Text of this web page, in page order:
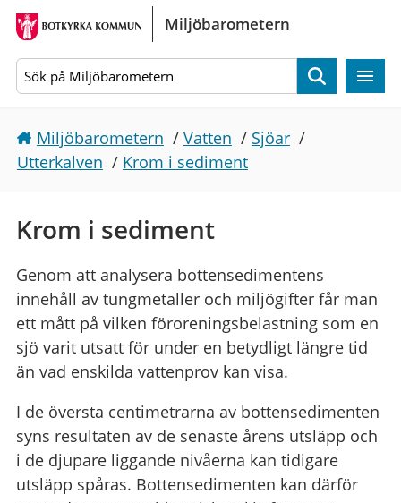
Gå direkt till sidans innehåll
Miljöbarometern
Sök
Miljöbarometern / Vatten / Sjöar /
Utterkalven / Krom i sediment
Krom i sediment
Genom att analysera bottensedimentens
innehåll av tungmetaller och miljögifter får man
ett mått på vilken föroreningsbelastning som en
sjö varit utsatt för under en betydligt längre tid
än vad enskilda vattenprov kan visa.
I de översta centimetrarna av bottensedimenten
syns resultaten av de senaste årens utsläpp och
i de djupare liggande nivåerna kan tidigare
utsläpp spåras. Bottensedimenten kan därför